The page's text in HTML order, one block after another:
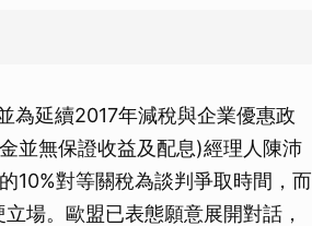
為延續2017年減稅與企業優惠政
並無保證收益及配息)經理人陳沛
10%對等關稅為談判爭取時間，而
場。歐盟已表態願意展開對話，